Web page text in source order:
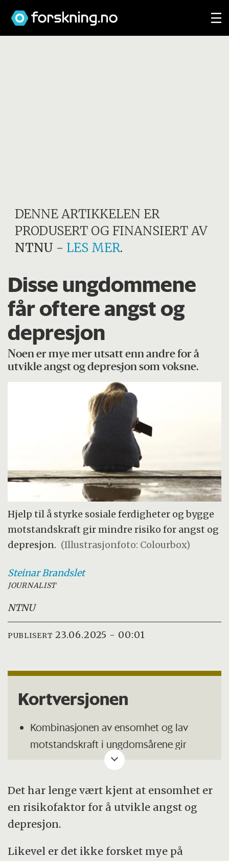
DENNE ARTIKKELEN ER
PRODUSERT OG FINANSIERT AV
NTNU - LES MER.
Disse ungdommene
får oftere angst og
depresjon
Noen er mye mer utsatt enn andre for å
utvikle angst og depresjon som voksne.
Hjelp til å styrke sosiale ferdigheter og bygge
motstandskraft gir mindre risiko for angst og
depresjon. (Illustrasjonfoto: Colourbox)
SteinarBrandslet
JOURNALIST
NTNU
PUBLISERT 23.06.2025 - 00:01
Kortversjonen
Kombinasjonen av ensomhet og lav
motstandskraft i ungdomsårene gir
betydelig økt risiko for angst og
studie fra NTNU.
Ungdommer med begge deler er langt
mer utsatt enn dem som bare opplever
én av disse faktorene.
Det har lenge vært kjent at ensomhet er
en risikofaktor for å utvikle angst og
depresjon.
Likevel er det ikke forsket mye på